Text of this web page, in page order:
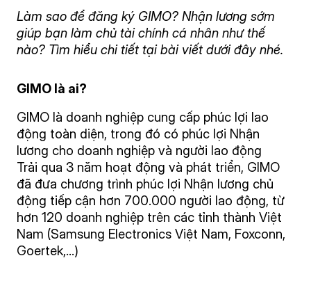
Làm sao để đăng ký GIMO? Nhận lương sớm
giúp bạn làm chủ tài chính cá nhân như thế
nào? Tìm hiểu chi tiết tại bài viết dưới đây nhé.
GIMO là ai?
GIMO là doanh nghiệp cung cấp phúc lợi lao
động toàn diện, trong đó có phúc lợi Nhận
lương cho doanh nghiệp và người lao động
Trải qua 3 năm hoạt động và phát triển, GIMO
đã đưa chương trình phúc lợi Nhận lương chủ
động tiếp cận hơn 700.000 người lao động, từ
hơn 120 doanh nghiệp trên các tỉnh thành Việt
Nam (Samsung Electronics Việt Nam, Foxconn,
Goertek,…)